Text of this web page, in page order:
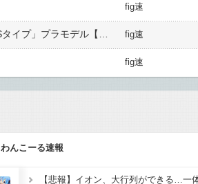
fig速
fig速
fig速
わんこーる速報